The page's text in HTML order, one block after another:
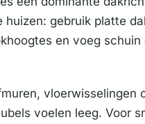
gebruik platte
en voeg
vloerwisselingen
voelen leeg. Voor